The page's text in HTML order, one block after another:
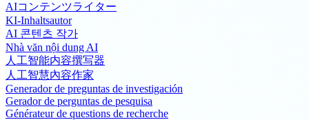
AIコンテンツライター
KI-Inhaltsautor
AI 콘텐츠 작가
Nhà văn nội dung AI
人工智能内容撰写器
人工智慧內容作家
Generador de preguntas de investigación
Gerador de perguntas de pesquisa
Générateur de questions de recherche